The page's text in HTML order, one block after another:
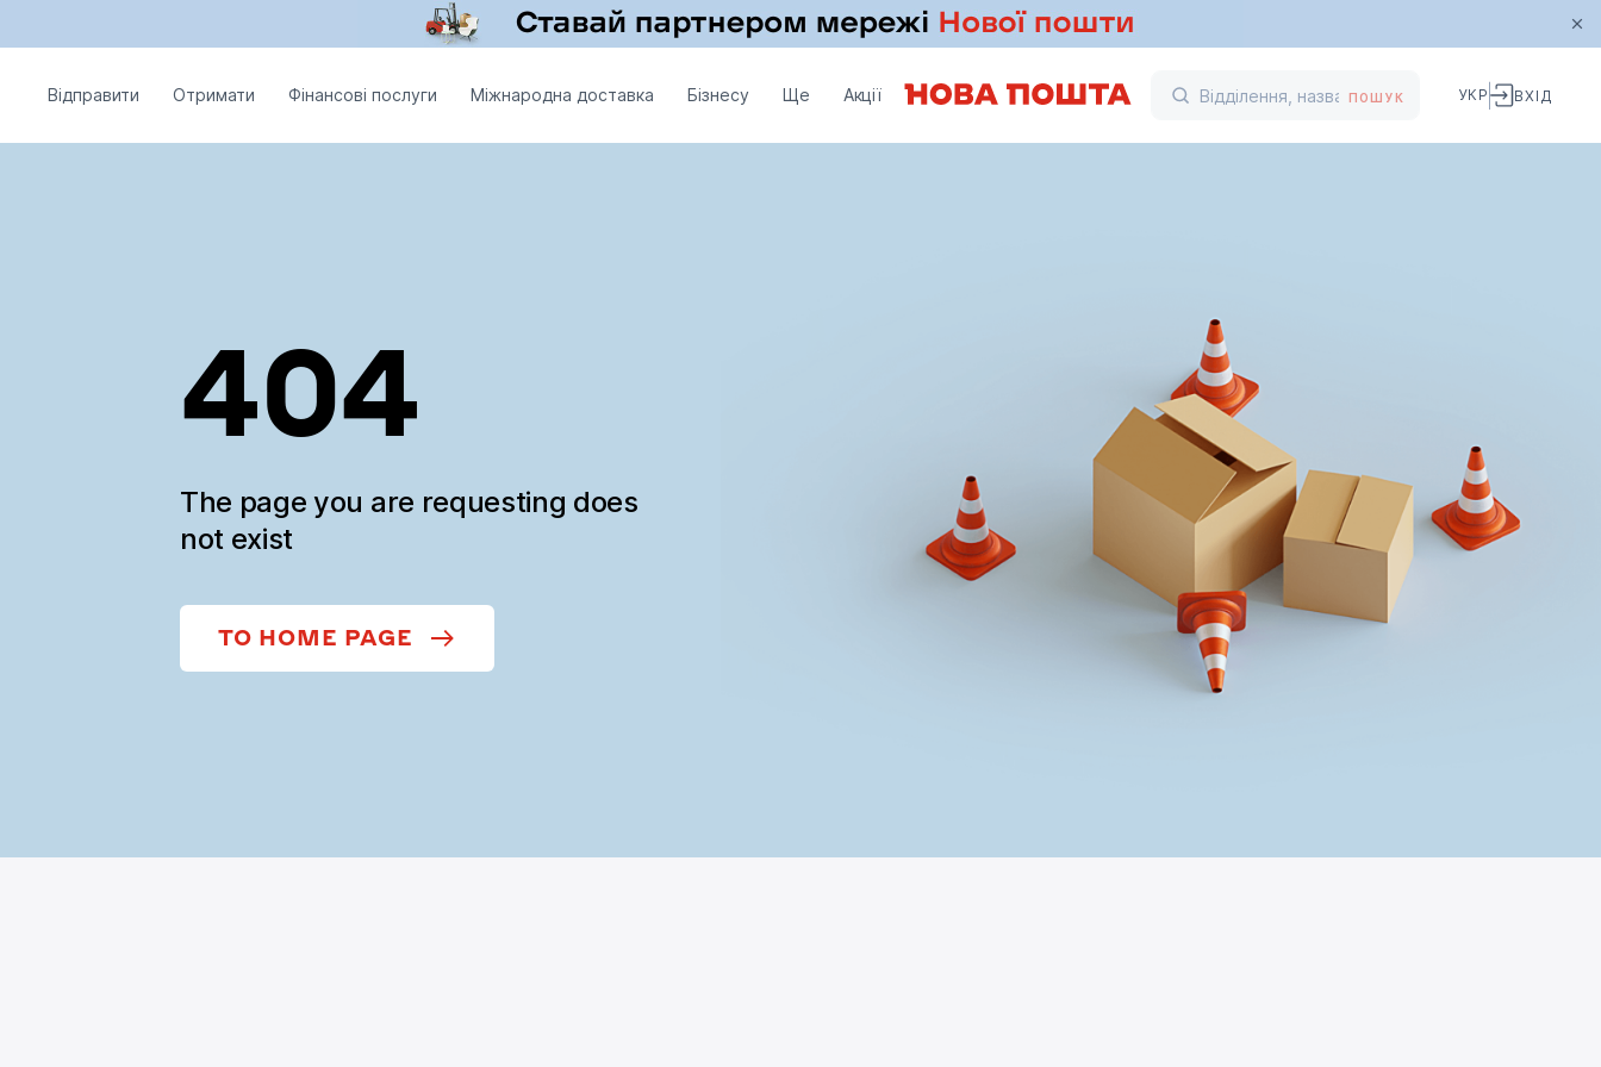
Відправити Отримати Фінансові послуги Міжнародна доставка Бізнесу Ще Акції ПОШУК УКР ВХІД
404
The page you are requesting does
not exist
TO HOME PAGE